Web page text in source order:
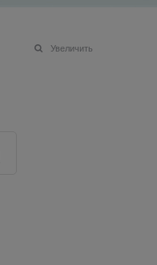
Увеличить